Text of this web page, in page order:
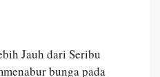
Jauh dari Seribu
bunga pada